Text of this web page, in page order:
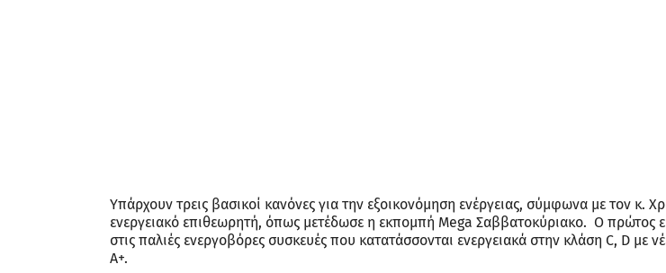
Υπάρχουν τρεις βασικοί κανόνες για την εξοικονόμηση ενέργειας, σύμφωνα με τον κ.
ενεργειακό επιθεωρητή, όπως μετέδωσε η εκπομπή Mega Σαββατοκύριακο. Ο πρώτος
στις παλιές ενεργοβόρες συσκευές που κατατάσσονται ενεργειακά στην κλάση C, D με
A+.